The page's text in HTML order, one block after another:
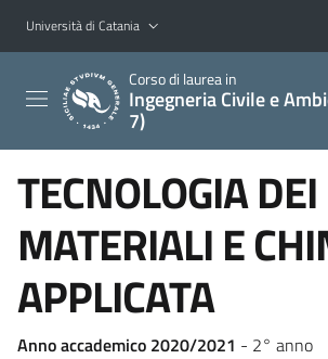
Vai al contenuto principale
Vai al menu di navigazione
Università di Catania
Corso di laurea in
Ingegneria Civile e
7)
TECNOLOGIA DEI
MATERIALI E
APPLICATA
Anno accademico 2020/2021 - 2° anno